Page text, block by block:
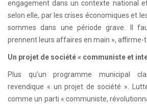
engagement dans un contexte national
selon elle, par les crises économiques et
sommes dans une période grave. Il
prennent leurs affaires en main », affirme-
Un projet de société « communiste et
Plus qu’un programme municipal
revendique « un projet de société ».
comme un parti « communiste,